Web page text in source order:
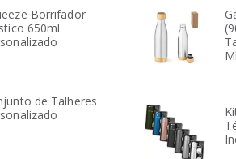
Borrifador
650ml
de Talheres
sempre nos
fez eles se
não só
o nosso negócio.
em quase
tempo. O
atenção
nenhum
Isso faz muita